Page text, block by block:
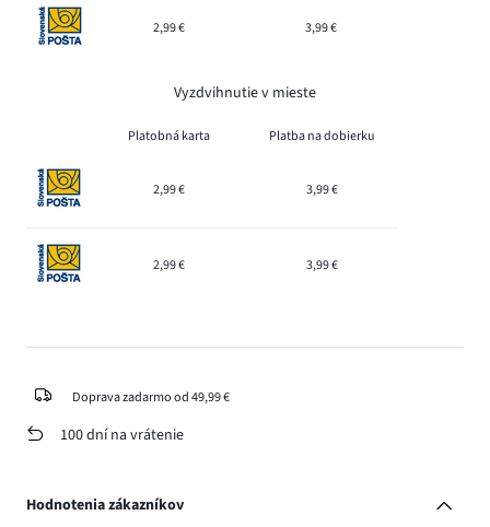
2,99 € 3,99 €
Vyzdvihnutie v mieste
Platobná karta Platba na dobierku
2,99 € 3,99 €
2,99 € 3,99 €
Doprava zadarmo od 49,99 €
100 dní na vrátenie
Hodnotenia zákazníkov